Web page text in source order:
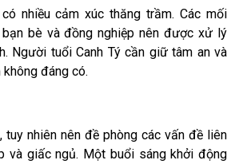
nhiều cảm xúc thăng trầm. Các mối
bạn bè và đồng nghiệp nên được xử lý
Người tuổi Canh Tý cần giữ tâm an và
đáng có.
tuy nhiên nên đề phòng các vấn đề liên
và giấc ngủ. Một buổi sáng khởi động